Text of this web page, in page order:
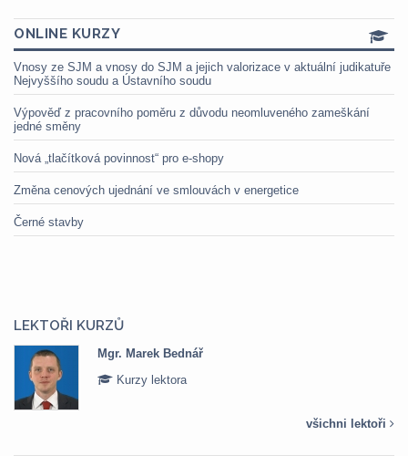
ONLINE KURZY
Vnosy ze SJM a vnosy do SJM a jejich valorizace v aktuální judikatuře
Nejvyššího soudu a Ústavního soudu
Výpověď z pracovního poměru z důvodu neomluveného zameškání
jedné směny
Nová „tlačítková povinnost“ pro e-shopy
Změna cenových ujednání ve smlouvách v energetice
Černé stavby
LEKTOŘI KURZŮ
Mgr. Veronika Pázmányová
Kurzy lektora
všichni lektoři